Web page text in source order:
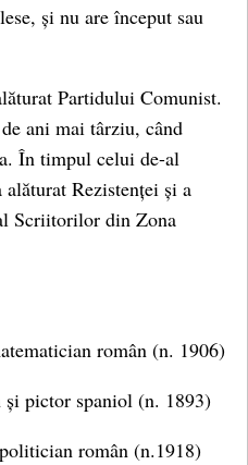
și nu are început sau
Partidului Comunist.
ani mai târziu, când
În timpul celui de-al
Rezistenței și a
Scriitorilor din Zona
român (n. 1906)
și pictor spaniol (n. 1893)
român (n.1918)